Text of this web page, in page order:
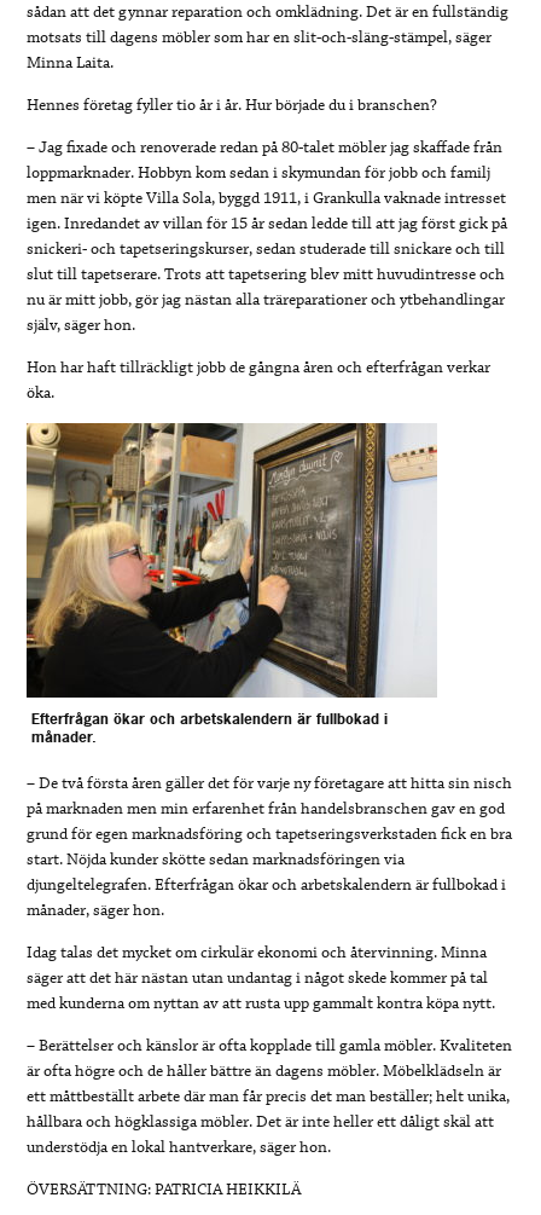
sådan att det gynnar reparation och omklädning. Det är en fullständig
motsats till dagens möbler som har en slit-och-släng-stämpel, säger
Minna Laita.
Hennes företag fyller tio år i år. Hur började du i branschen?
– Jag fixade och renoverade redan på 80-talet möbler jag skaffade från
loppmarknader. Hobbyn kom sedan i skymundan för jobb och familj
men när vi köpte Villa Sola, byggd 1911, i Grankulla vaknade intresset
igen. Inredandet av villan för 15 år sedan ledde till att jag först gick på
snickeri- och tapetseringskurser, sedan studerade till snickare och till
slut till tapetserare. Trots att tapetsering blev mitt huvudintresse och
nu är mitt jobb, gör jag nästan alla träreparationer och ytbehandlingar
själv, säger hon.
Hon har haft tillräckligt jobb de gångna åren och efterfrågan verkar
öka.
Efterfrågan ökar och arbetskalendern är fullbokad i
månader.
– De två första åren gäller det för varje ny företagare att hitta sin nisch
på marknaden men min erfarenhet från handelsbranschen gav en god
grund för egen marknadsföring och tapetseringsverkstaden fick en bra
start. Nöjda kunder skötte sedan marknadsföringen via
djungeltelegrafen. Efterfrågan ökar och arbetskalendern är fullbokad i
månader, säger hon.
Idag talas det mycket om cirkulär ekonomi och återvinning. Minna
säger att det här nästan utan undantag i något skede kommer på tal
med kunderna om nyttan av att rusta upp gammalt kontra köpa nytt.
– Berättelser och känslor är ofta kopplade till gamla möbler. Kvaliteten
är ofta högre och de håller bättre än dagens möbler. Möbelklädseln är
ett måttbeställt arbete där man får precis det man beställer; helt unika,
hållbara och högklassiga möbler. Det är inte heller ett dåligt skäl att
understödja en lokal hantverkare, säger hon.
ÖVERSÄTTNING: PATRICIA HEIKKILÄ